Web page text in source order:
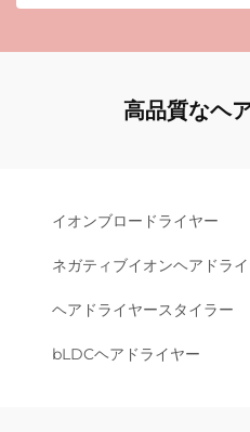
高品質なヘ
イオンブロードライヤー
ネガティブイオンヘアドラ
ヘアドライヤースタイラー
bLDCヘアドライヤー